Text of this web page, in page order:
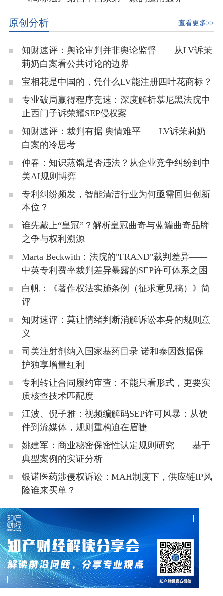
查看更多>>
原创分析
知财速评：舆论审判并非舆论监督——从LV诉茉
莉奶白案看公共讨论的边界
宝相花是中国的，凭什么LV能注册四叶花商标？
专业破局赢得程序竞速：深度解析慕尼黑法院中
止西门子诉荣耀SEP侵权案
知财速评：裁判有据 舆情难平——LV诉茉莉奶
白案的冷思考
仲春：知识蒸馏是否违法？从企业竞争纠纷到中
美AI规则博弈
专利纠纷频发，智能清洁行业为何亟需回归创新
本位？
谁先戴上“皇冠”？解析皇冠曲奇与蓝罐曲奇品牌
之争与权利溯源
Marta Beckwith：法院的"FRAND"裁判差异——
中英专利费率裁判差异暴露的SEP许可体系之困
白帆：《著作权法实施条例（征求意见稿）》简
评
知财速评：莫让情绪判断消解诉讼本身的规则意
义
司美注射剂纳入国家基药目录 诺和泰因数据保
护独享增量红利
专利转让合同履约审查：不能只看形式，更要实
质核查技术匹配度
江波、倪子雅：视频编解码SEP许可风暴：从硬
件到流媒体，规则重构迫在眉睫
姚建军：商业秘密保密性认定规则研究——基于
典型案例的实证分析
银诺医药涉侵权诉讼：MAH制度下，供应链IP风
险谁来买单？